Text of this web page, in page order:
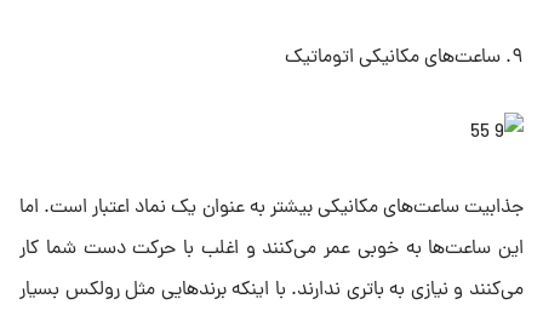
۹. ساعت‌های مکانیکی اتوماتیک
جذابیت ساعت‌های مکانیکی بیشتر به عنوان یک نماد اعتبار است. اما
این ساعت‌ها به خوبی عمر می‌کنند و اغلب با حرکت دست شما کار
می‌کنند و نیازی به باتری ندارند. با اینکه برندهایی مثل رولکس بسیار